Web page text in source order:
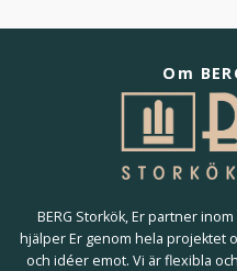
Om
BERG Storkök, Er partner
hjälper Er genom hela projektet
och idéer emot. Vi är flexibla